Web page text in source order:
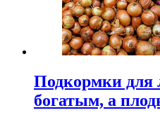
Подкормки для
богатым, а